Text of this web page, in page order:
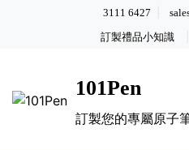
3111 6427
訂製禮品小知識
101Pen
訂製您的專屬原子